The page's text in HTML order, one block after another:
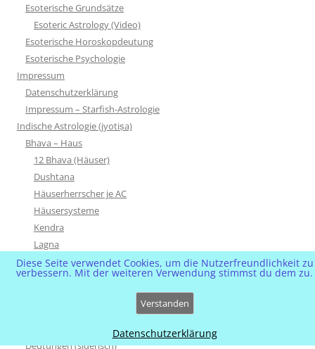
Esoterische Grundsätze
Esoteric Astrology (Video)
Esoterische Horoskopdeutung
Esoterische Psychologie
Impressum
Datenschutzerklärung
Impressum – Starfish-Astrologie
Indische Astrologie (jyotiṣa)
Bhava – Haus
12 Bhava (Häuser)
Dushtana
Häuserherrscher je AC
Häusersysteme
Kendra
Lagna
Maraka
Trikona
Blog-Artikel Übersicht
Deutungen (siderisch)
Diese Seite verwendet Cookies, um die Nutzerfreundlichkeit zu
verbessern. Mit der weiteren Verwendung stimmst du dem zu.
Verstanden
Datenschutzerklärung